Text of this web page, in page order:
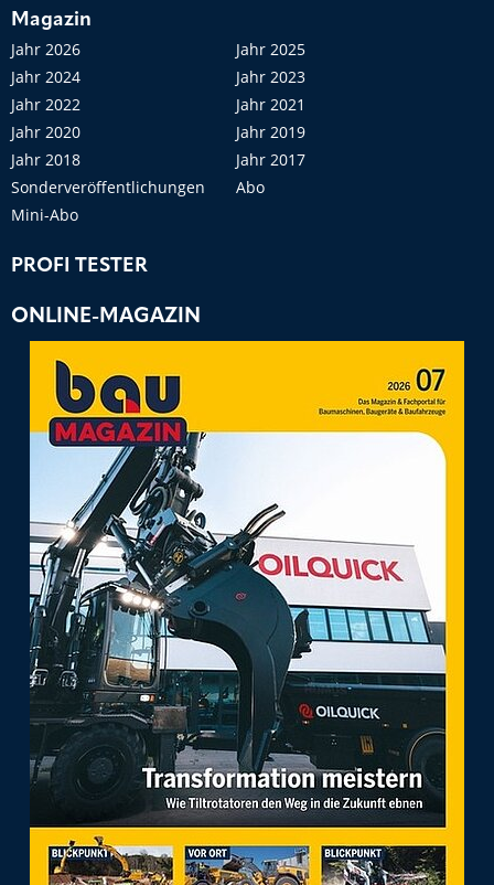
Magazin
Jahr 2026
Jahr 2025
Jahr 2024
Jahr 2023
Jahr 2022
Jahr 2021
Jahr 2020
Jahr 2019
Jahr 2018
Jahr 2017
Sonderveröffentlichungen
Abo
Mini-Abo
PROFI TESTER
ONLINE-MAGAZIN